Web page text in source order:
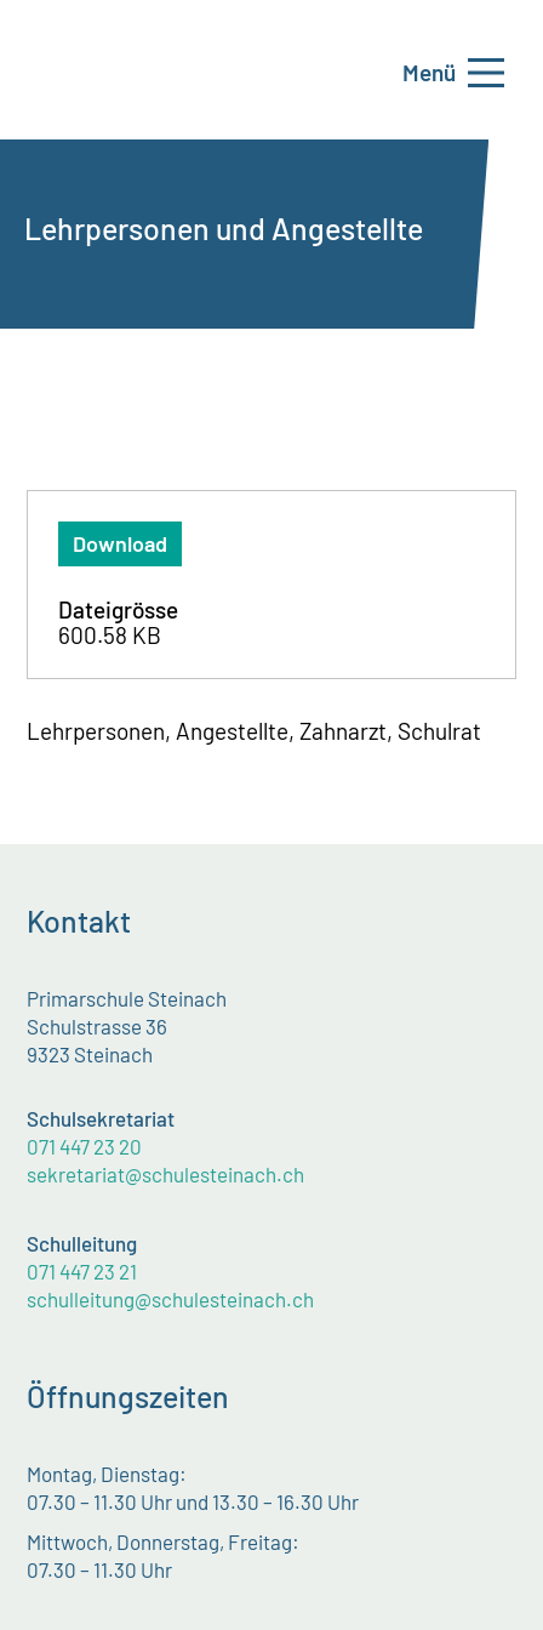
Menü
Lehrpersonen und Angestellte
Download
Dateigrösse
600.58 KB
Lehrpersonen, Angestellte, Zahnarzt, Schulrat
Kontakt
Primarschule Steinach
Schulstrasse 36
9323 Steinach
Schulsekretariat
071 447 23 20
sekretariat@schulesteinach.ch
Schulleitung
071 447 23 21
schulleitung@schulesteinach.ch
Öffnungszeiten
Montag, Dienstag:
07.30 – 11.30 Uhr und 13.30 – 16.30 Uhr
Mittwoch, Donnerstag, Freitag:
07.30 – 11.30 Uhr